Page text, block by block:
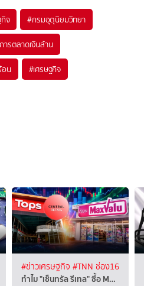
จ #กรมอุตุนิยมวิทยา
การตลาดเงินล้าน
อน #เศรษฐกิจ
#ข่าวเศรษฐกิจ #TNN ช่อง16
ทำไม "เซ็นทรัล รีเทล" ซื้อ M…